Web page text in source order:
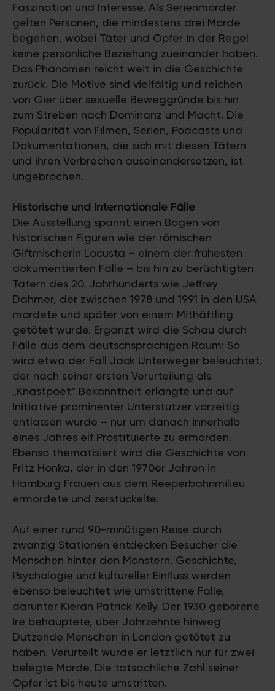
Faszination und Interesse. Als Serienmörder
gelten Personen, die mindestens drei Morde
begehen, wobei Täter und Opfer in der Regel
keine persönliche Beziehung zueinander haben.
Das Phänomen reicht weit in die Geschichte
zurück. Die Motive sind vielfältig und reichen
von Gier über sexuelle Beweggründe bis hin
zum Streben nach Dominanz und Macht. Die
Popularität von Filmen, Serien, Podcasts und
Dokumentationen, die sich mit diesen Tätern
und ihren Verbrechen auseinandersetzen, ist
ungebrochen.
Historische und Internationale Fälle
Die Ausstellung spannt einen Bogen von
historischen Figuren wie der römischen
Giftmischerin Locusta – einem der frühesten
dokumentierten Fälle – bis hin zu berüchtigten
Tätern des 20. Jahrhunderts wie Jeffrey
Dahmer, der zwischen 1978 und 1991 in den USA
mordete und später von einem Mithäftling
getötet wurde. Ergänzt wird die Schau durch
Fälle aus dem deutschsprachigen Raum: So
wird etwa der Fall Jack Unterweger beleuchtet,
der nach seiner ersten Verurteilung als
„Knastpoet“ Bekanntheit erlangte und auf
Initiative prominenter Unterstützer vorzeitig
entlassen wurde – nur um danach innerhalb
eines Jahres elf Prostituierte zu ermorden.
Ebenso thematisiert wird die Geschichte von
Fritz Honka, der in den 1970er Jahren in
Hamburg Frauen aus dem Reeperbahnmilieu
ermordete und zerstückelte.
Auf einer rund 90-minütigen Reise durch
zwanzig Stationen entdecken Besucher die
Menschen hinter den Monstern. Geschichte,
Psychologie und kultureller Einfluss werden
ebenso beleuchtet wie umstrittene Fälle,
darunter Kieran Patrick Kelly. Der 1930 geborene
Ire behauptete, über Jahrzehnte hinweg
Dutzende Menschen in London getötet zu
haben. Verurteilt wurde er letztlich nur für zwei
belegte Morde. Die tatsächliche Zahl seiner
Opfer ist bis heute umstritten.